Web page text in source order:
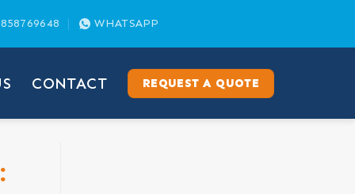
WHATSAPP
CONTACT REQUEST A QUOTE